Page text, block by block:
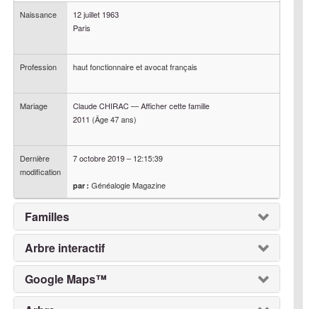
Naissance
12 juillet 1963
Paris
Profession haut fonctionnaire et avocat français
Mariage ClaudeCHIRAC—Afficher cette famille
2011 (Âge 47 ans)
Dernière
modification
7 octobre 2019– 12:15:39
par : Généalogie Magazine
Familles
Arbre interactif
Google Maps™